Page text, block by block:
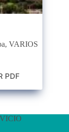
,VARIOS
PDF